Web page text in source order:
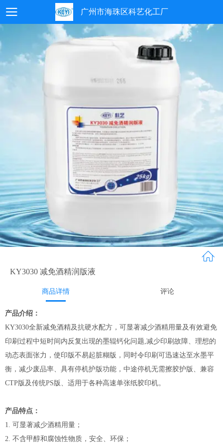
广州市海珠区科艺化工厂
KY3030 减免酒精润版液
商品详情 评论
产品介绍：
KY3030全新减免酒精及抗硬水配方，可显著减少酒精用量及有效避免
印刷过程中短时间内反复出现的墨辊钙化问题,减少印刷故障、理想的
动态表面张力，使印版不易起脏糊版，同时令印刷可迅速达至水墨平
衡，减少废品率、具有停机护版功能，中途停机无需擦胶护版、兼容
CTP版及传统PS版、适用于各种高速单张纸胶印机。
产品特点：
1. 可显著减少酒精用量；
2. 不含甲醇和腐蚀性物质，安全、环保；